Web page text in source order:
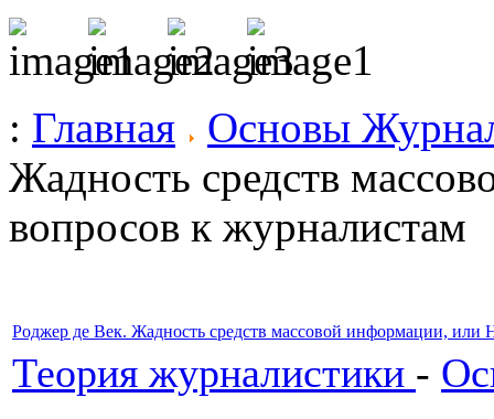
: Главная
Основы
Жадность средств
вопросов к журналистам
Роджер де Век. Жадность средств массовой информации, или
Теория журналистики -